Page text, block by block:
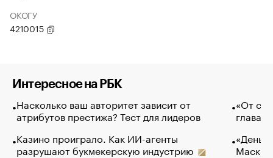
ОКОГУ
4210015
Интересное на РБК
Насколько ваш авторитет зависит от
атрибутов престижа? Тест для лидеров
Казино проиграло. Как ИИ-агенты
разрушают букмекерскую индустрию
«От
глава
Маск в